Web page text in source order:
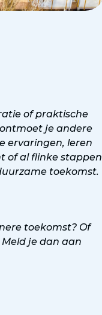
of praktische
je andere
ervaringen, leren
of al flinke stappen
toekomst.
toekomst? Of
je dan aan